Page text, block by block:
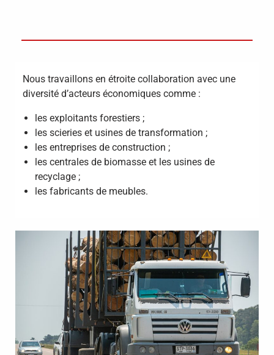
Nous travaillons en étroite collaboration avec une
diversité d’acteurs économiques comme :
les exploitants forestiers ;
les scieries et usines de transformation ;
les entreprises de construction ;
les centrales de biomasse et les usines de
recyclage ;
les fabricants de meubles.